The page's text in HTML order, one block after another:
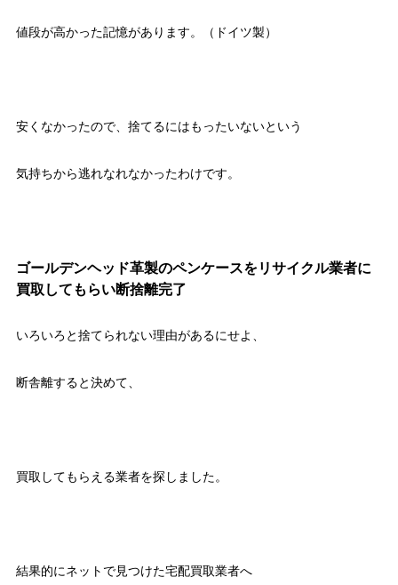
値段が高かった記憶があります。（ドイツ製）
安くなかったので、捨てるにはもったいないという
気持ちから逃れなれなかったわけです。
ゴールデンヘッド革製のペンケースをリサイクル業者に
買取してもらい断捨離完了
いろいろと捨てられない理由があるにせよ、
断舎離すると決めて、
買取してもらえる業者を探しました。
結果的にネットで見つけた宅配買取業者へ